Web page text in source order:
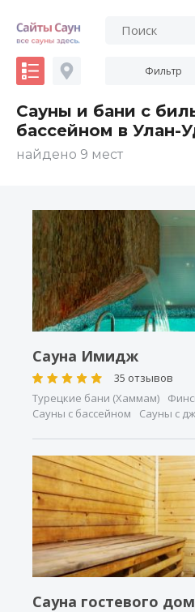
Фильтр
Сауны и бани с
бассейном в Улан-
найдено 9 мест
Сауна Имидж
35 отзывов
Турецкие бани (Хаммам)
Сауны с бассейном
Сауны с
Сауна гостевого